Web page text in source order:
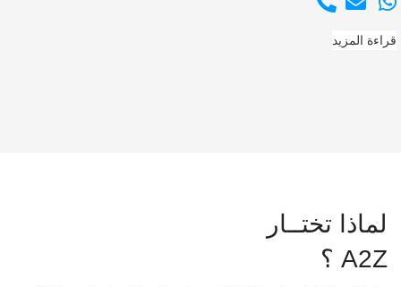
قراءة المزيد
لماذا تختــار
A2Z ؟